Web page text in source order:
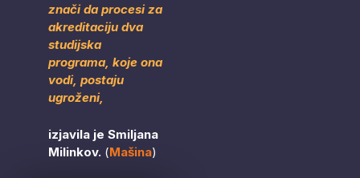
znači da procesi za
akreditaciju dva
studijska
programa, koje ona
vodi, postaju
ugroženi,
izjavila je Smiljana
Milinkov. (Mašina)